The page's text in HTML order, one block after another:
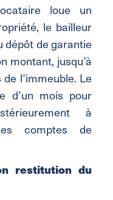
loue un
le bailleur
dépôt de garantie
montant, jusqu’à
l’immeuble. Le
d’un mois pour
à
comptes de
restitution du